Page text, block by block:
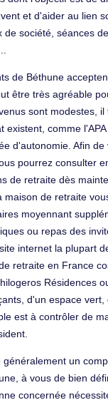
et d'aider au lien
de société, séances
de Béthune
être très agréable
sont modestes,
existent, comme
d'autonomie. Afin
pourrez consulter
de retraite dès
maison de retraite
moyennant
ou repas des
internet la plupart
retraite en France
Résidences
d'un espace vert,
est à contrôler de
un
à vous de bien
concernée